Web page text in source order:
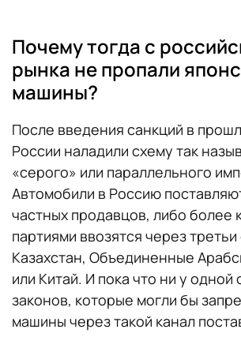
Почему тогда с
рынка не пропали
машины?
После введения санкций в
России наладили схему так
«серого» или параллельного
Автомобили в Россию
частных продавцов, либо более
партиями ввозятся через
Казахстан, Объединенные
или Китай. И пока что ни у одной
законов, которые могли бы
машины через такой канал